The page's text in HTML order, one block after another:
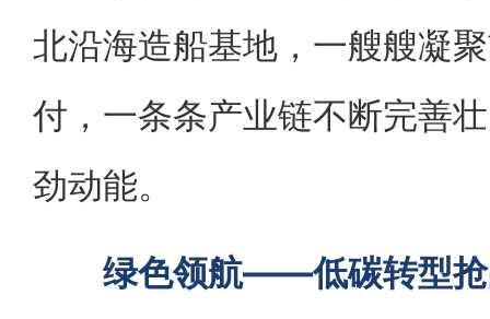
北沿海造船基地，一艘艘凝
付，一条条产业链不断完善
劲动能。
绿色领航——低碳转型抢